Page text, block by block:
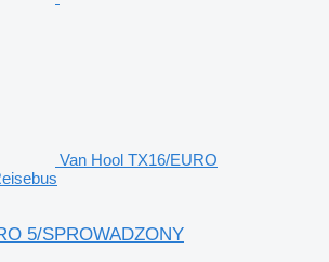
Van Hool TX16/EURO
5/SPROWADZONY